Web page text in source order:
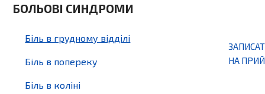
БОЛЬОВІ СИНДРОМИ
Біль в грудному відділі
Біль в попереку
Біль в коліні
НА